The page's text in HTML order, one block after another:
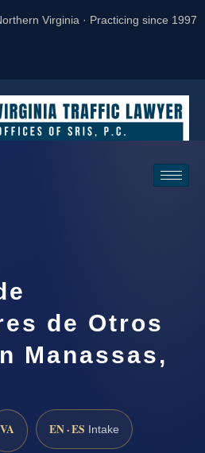
Virginia · Practicing since 1997
de Otros
Manassas,
VA EN · ES Intake